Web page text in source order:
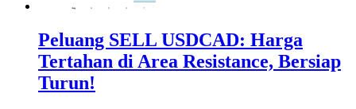
Peluang SELL USDCAD: Harga
Tertahan di Area Resistance, Bersiap
Turun!